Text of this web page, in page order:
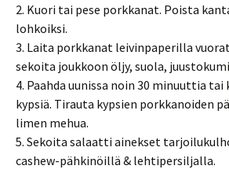
2. Kuori tai pese porkkanat. Poista
lohkoiksi.
3. Laita porkkanat leivinpaperilla
sekoita joukkoon öljy, suola,
4. Paahda uunissa noin 30 minuuttia
kypsiä. Tirauta kypsien porkkanoiden
limen mehua.
5. Sekoita salaatti ainekset
cashew-pähkinöillä & lehtipersiljalla.